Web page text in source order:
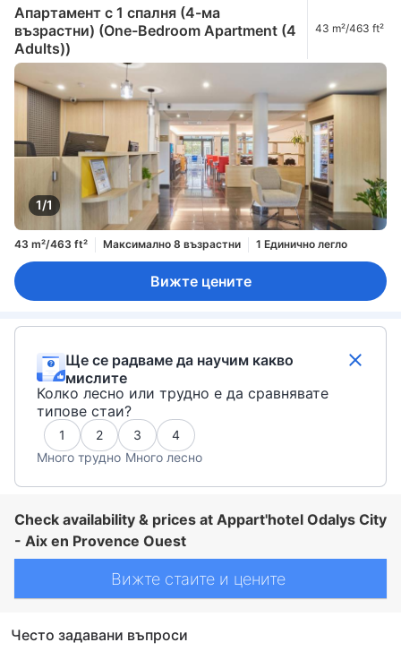
Апартамент с 1 спалня (4-ма
възрастни) (One-Bedroom Apartment (4
Adults))
43 m²/463 ft²
1/1
43 m²/463 ft² Максимално 8 възрастни 1 Единично легло
Вижте цените
Ще се радваме да научим какво
мислите
Колко лесно или трудно е да сравнявате
типове стаи?
1 2 3
4
Много трудно Много лесно
Check availability & prices at Appart'hotel Odalys City
- Aix en Provence Ouest
Вижте стаите и цените
Често задавани въпроси